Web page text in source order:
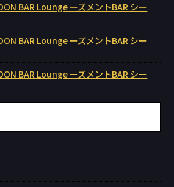
BAR Lounge ーズメントBAR シー
BAR Lounge ーズメントBAR シー
BAR Lounge ーズメントBAR シー